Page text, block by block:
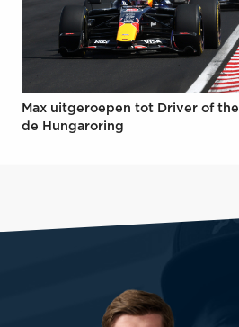
Max uitgeroepen tot Driver of
de Hungaroring